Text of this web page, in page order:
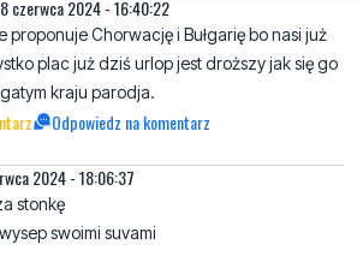
czerwca 2024 - 16:40:22
proponuje Chorwację i Bułgarię bo nasi już
plac już dziś urlop jest droższy jak się go
kraju parodja.
Odpowiedz na komentarz
2024 - 18:06:37
stonkę
swoimi suvami